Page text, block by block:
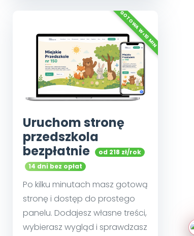
Uruchom stronę
przedszkola
bezpłatnie
od 218 zł/rok
14 dni bez opłat
Po kilku minutach masz gotową
stronę i dostęp do prostego
panelu. Dodajesz własne treści,
wybierasz wygląd i sprawdzasz